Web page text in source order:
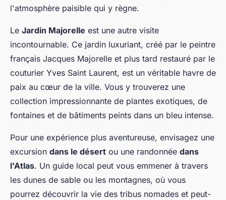
l'atmosphère paisible qui y règne.
Le Jardin Majorelle est une autre visite
incontournable. Ce jardin luxuriant, créé par le peintre
français Jacques Majorelle et plus tard restauré par le
couturier Yves Saint Laurent, est un véritable havre de
paix au cœur de la ville. Vous y trouverez une
collection impressionnante de plantes exotiques, de
fontaines et de bâtiments peints dans un bleu intense.
Pour une expérience plus aventureuse, envisagez une
excursion dans le désert ou une randonnée dans
l'Atlas. Un guide local peut vous emmener à travers
les dunes de sable ou les montagnes, où vous
pourrez découvrir la vie des tribus nomades et peut-